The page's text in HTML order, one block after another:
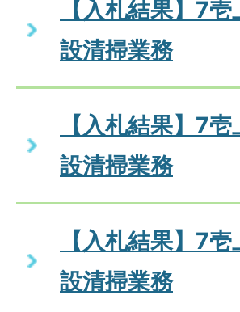
【入札結果】7
設清掃業務
【入札結果】7
設清掃業務
【入札結果】7
設清掃業務